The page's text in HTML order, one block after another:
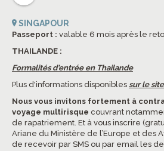
SINGAPOUR
Passeport : valable 6 mois après le
THAILANDE :
Formalités d'entrée en Thailande
Plus d'informations disponibles sur le
Nous vous invitons fortement à
voyage multirisque couvrant
de rapatriement. Et à vous inscrire
Ariane du Ministère de l’Europe et des
de recevoir par SMS ou par email les